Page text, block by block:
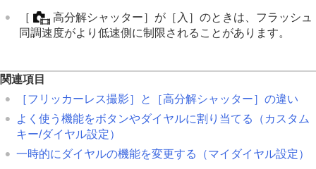
［ 高分解シャッター］ が［入］ のときは、フラッシュ
同調速度がより低速側に制限されることがあります。
関連項目
［フリッカーレス撮影］
と ［高分解シャッター］ の違い
よく使う機能をボタンやダイヤルに割り当てる（ カスタム
キー/ダイヤル設定）
一時的にダイヤルの機能を変更する（マイダイヤル設定）